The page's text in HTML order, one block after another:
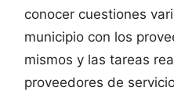
conocer cuestiones
municipio con los
mismos y las tareas
proveedores de